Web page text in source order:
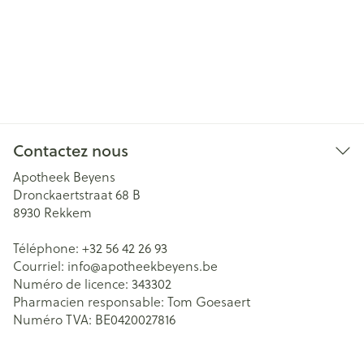
Contactez nous
Apotheek Beyens
Dronckaertstraat 68 B
8930 Rekkem
Téléphone: +32 56 42 26 93
Courriel: info@apotheekbeyens.be
Numéro de licence: 343302
Pharmacien responsable: Tom Goesaert
Numéro TVA: BE0420027816